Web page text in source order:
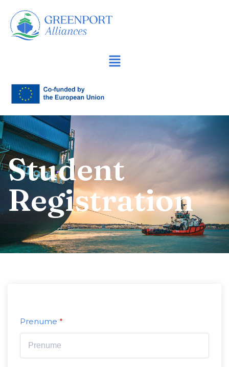
Sari
la
Student
Registration
Prenume